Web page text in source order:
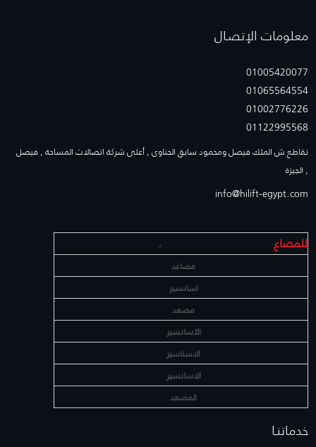
معلومات الإتصـال
01005420077
01065564554
01002776226
01122995568
تقاطع ش الملك فيصل ومحمود سابق الحناوى , أعلى شركة اتصالات المساحة , فيصل
, الجيزة
info@hilift-egypt.com
للمصاع
د
مصاعد
اسانسير
مصعد
الأسانسير
الاسناسير
الاسانسير
المصعد
خدماتنـا